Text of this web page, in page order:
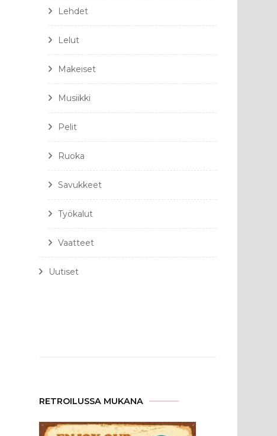
Lehdet
Lelut
Makeiset
Musiikki
Pelit
Ruoka
Savukkeet
Työkalut
Vaatteet
Uutiset
RETROILUSSA MUKANA